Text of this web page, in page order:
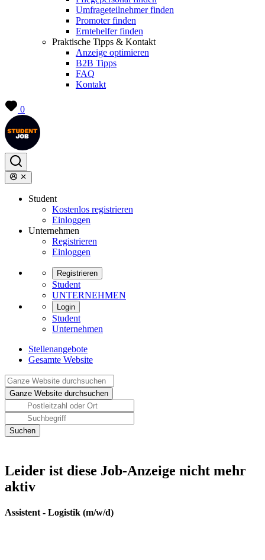
Umfrageteilnehmer finden
Promoter finden
Erntehelfer finden
Praktische Tipps & Kontakt
Anzeige optimieren
B2B Tipps
FAQ
Kontakt
0
Student
Kostenlos registrieren
Einloggen
Unternehmen
Registrieren
Einloggen
Registrieren
Student
UNTERNEHMEN
Login
Student
Unternehmen
Stellenangebote
Gesamte Website
Leider ist diese Job-Anzeige nicht mehr
aktiv
Assistent - Logistik (m/w/d)